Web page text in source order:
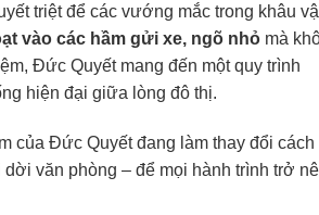
triệt để các vướng mắc trong khâu
vào các hầm gửi xe, ngõ nhỏ mà
Đức Quyết mang đến một quy trình
hiện đại giữa lòng đô thị.
của Đức Quyết đang làm thay đổi cách
văn phòng – để mọi hành trình trở